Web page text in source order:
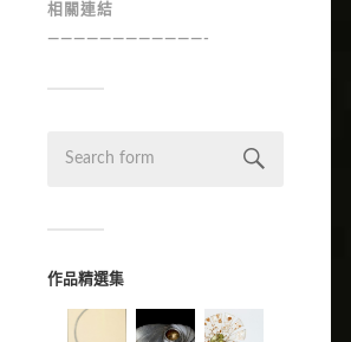
相關連結
————————————-
作品精選集